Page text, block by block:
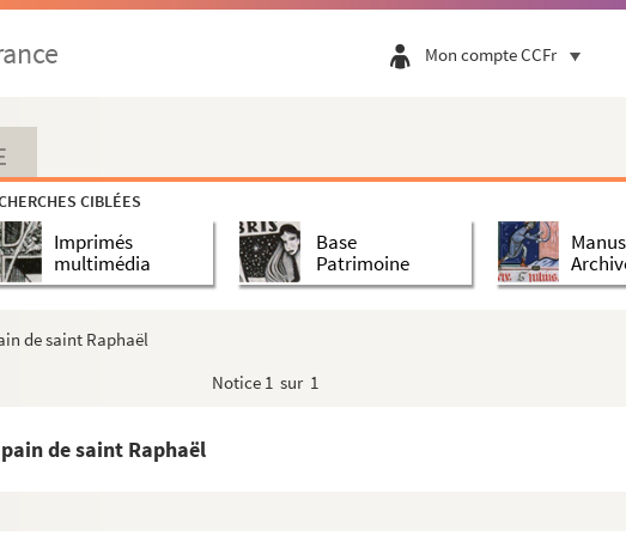
Mon compte CCFr
CIBLÉES
Imprimés
multimédia
Base
Patrimoine
de saint Raphaël
Notice 1 sur 1
de saint Raphaël
l'ordre de la Charité